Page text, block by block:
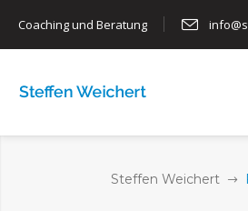
Coaching und Beratung
Steffen Weichert